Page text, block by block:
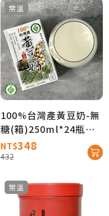
常溫
100%台灣產黃豆奶-無
糖(箱)250ml*24瓶★
產銷履歷★【農會牌】
NT$348
432
常溫